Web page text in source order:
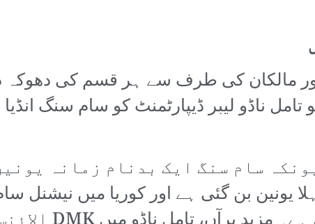
مالکان کی طرف سے ہر قسم کی دھوکہ